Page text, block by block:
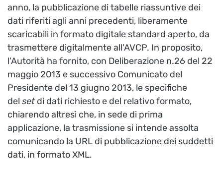
anno, la pubblicazione di tabelle riassuntive dei
dati riferiti agli anni precedenti, liberamente
scaricabili in formato digitale standard aperto, da
trasmettere digitalmente all'AVCP. In proposito,
l'Autorità ha fornito, con Deliberazione n.26 del 22
maggio 2013 e successivo Comunicato del
Presidente del 13 giugno 2013, le specifiche
del set di dati richiesto e del relativo formato,
chiarendo altresì che, in sede di prima
applicazione, la trasmissione si intende assolta
comunicando la URL di pubblicazione dei suddetti
dati, in formato XML.